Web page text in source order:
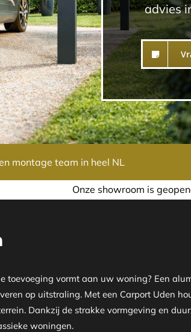
advies
montage team in heel NL
is geopend op afspraak. Ook
toevoeging vormt aan uw woning? Een
op uitstraling. Met een Carport Uden
Dankzij de strakke vormgeving en
woningen.